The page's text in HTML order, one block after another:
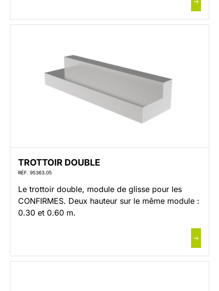
TROTTOIR DOUBLE
RÉF. 95363.05
Le trottoir double, module de glisse pour les
CONFIRMES. Deux hauteur sur le même module :
0.30 et 0.60 m.